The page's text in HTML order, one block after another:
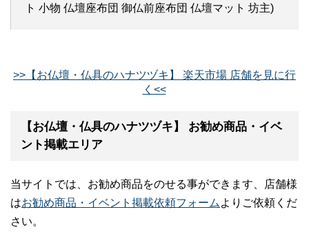
ト 小物 仏壇座布団 御仏前座布団 仏壇マット 坊主)
>>【お仏壇・仏具のハナツヅキ】 楽天市場 店舗を見に行
く<<
【お仏壇・仏具のハナツヅキ】 お勧め商品・イベ
ント掲載エリア
当サイトでは、お勧め商品をのせる事ができます、店舗様
はお勧め商品・イベント掲載依頼フォーム よりご依頼くだ
さい。